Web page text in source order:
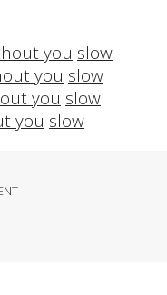
you slow
you slow
you slow
you slow